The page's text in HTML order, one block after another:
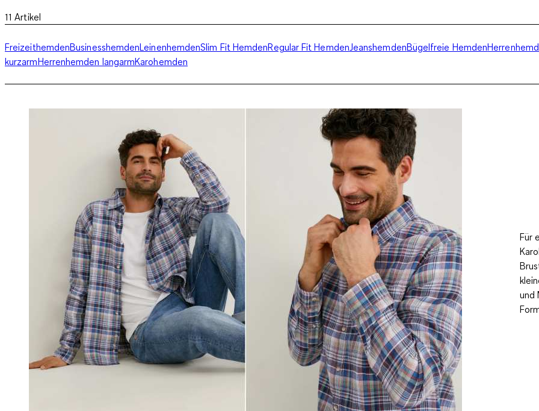
11 Artikel
FreizeithemdenBusinesshemdenLeinenhemdenSlim Fit HemdenRegular Fit Hemden JeanshemdenBügelfreie Hemden
kurzarmHerrenhemden langarmKarohemden
Für
und